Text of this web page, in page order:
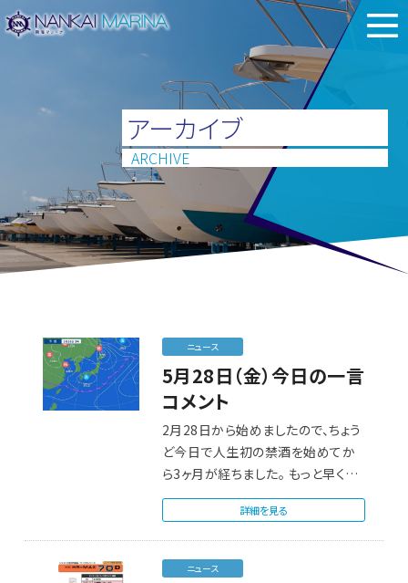
アーカイブ
ARCHIVE
ニュース
5月28日（金）今日の一言
コメント
2月28日から始めましたので、ちょう
ど今日で人生初の禁酒を始めてか
ら3ヶ月が経ちました。 もっと早くか
ら…
詳細を見る
ニュース